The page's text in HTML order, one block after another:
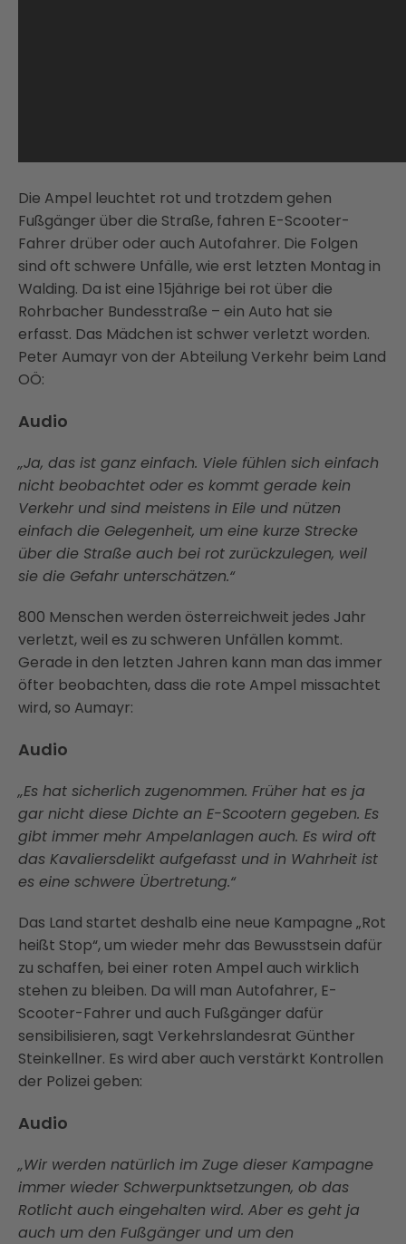
Die Ampel leuchtet rot und trotzdem gehen
Fußgänger über die Straße, fahren E-Scooter-
Fahrer drüber oder auch Autofahrer. Die Folgen
sind oft schwere Unfälle, wie erst letzten Montag in
Walding. Da ist eine 15jährige bei rot über die
Rohrbacher Bundesstraße – ein Auto hat sie
erfasst. Das Mädchen ist schwer verletzt worden.
Peter Aumayr von der Abteilung Verkehr beim Land
OÖ:
Audio
„Ja, das ist ganz einfach. Viele fühlen sich einfach
nicht beobachtet oder es kommt gerade kein
Verkehr und sind meistens in Eile und nützen
einfach die Gelegenheit, um eine kurze Strecke
über die Straße auch bei rot zurückzulegen, weil
sie die Gefahr unterschätzen.“
800 Menschen werden österreichweit jedes Jahr
verletzt, weil es zu schweren Unfällen kommt.
Gerade in den letzten Jahren kann man das immer
öfter beobachten, dass die rote Ampel missachtet
wird, so Aumayr:
Audio
„Es hat sicherlich zugenommen. Früher hat es ja
gar nicht diese Dichte an E-Scootern gegeben. Es
gibt immer mehr Ampelanlagen auch. Es wird oft
das Kavaliersdelikt aufgefasst und in Wahrheit ist
es eine schwere Übertretung.“
Das Land startet deshalb eine neue Kampagne „Rot
heißt Stop“, um wieder mehr das Bewusstsein dafür
zu schaffen, bei einer roten Ampel auch wirklich
stehen zu bleiben. Da will man Autofahrer, E-
Scooter-Fahrer und auch Fußgänger dafür
sensibilisieren, sagt Verkehrslandesrat Günther
Steinkellner. Es wird aber auch verstärkt Kontrollen
der Polizei geben:
Audio
„Wir werden natürlich im Zuge dieser Kampagne
immer wieder Schwerpunktsetzungen, ob das
Rotlicht auch eingehalten wird. Aber es geht ja
auch um den Fußgänger und um den